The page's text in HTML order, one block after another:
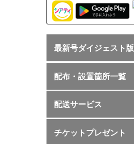
最新号ダイジェスト版
配布・設置箇所一覧
配送サービス
チケットプレゼント